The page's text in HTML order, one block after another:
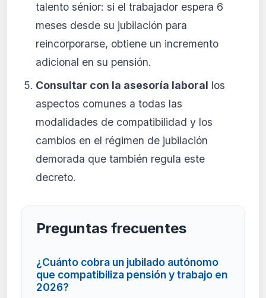
talento sénior: si el trabajador espera 6
meses desde su jubilación para
reincorporarse, obtiene un incremento
adicional en su pensión.
Consultar con la asesoría laboral los
aspectos comunes a todas las
modalidades de compatibilidad y los
cambios en el régimen de jubilación
demorada que también regula este
decreto.
Preguntas frecuentes
¿Cuánto cobra un jubilado autónomo
que compatibiliza pensión y trabajo en
2026?